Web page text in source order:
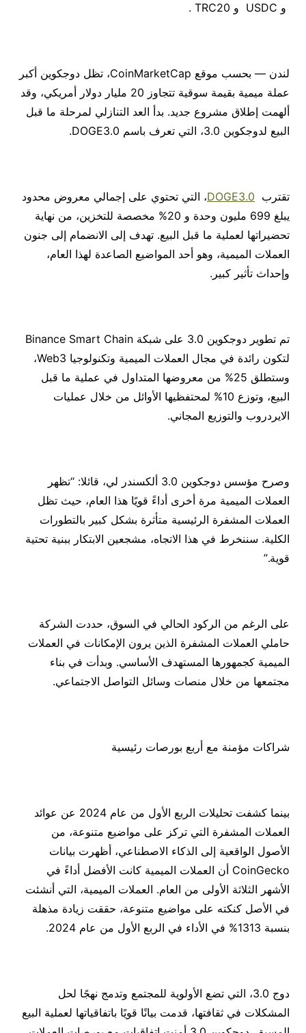
و USDC و TRC20 .
لندن — بحسب موقع CoinMarketCap، تظل دوجكوين أكبر
عملة ميمية بقيمة سوقية تتجاوز 20 مليار دولار أمريكي، وقد
ألهمت إطلاق مشروع جديد. بدأ العد التنازلي لمرحلة ما قبل
البيع لدوجكوين 3.0، التي تعرف باسم DOGE3.0.
تقترب DOGE3.0، التي تحتوي على إجمالي معروض محدود
يبلغ 699 مليون وحدة و 20% مخصصة للتخزين، من نهاية
تحضيراتها لعملية ما قبل البيع. تهدف إلى الانضمام إلى جنون
العملات الميمية، وهو أحد المواضيع الصاعدة لهذا العام،
وإحداث تأثير كبير.
تم تطوير دوجكوين 3.0 على شبكة Binance Smart Chain
لتكون رائدة في مجال العملات الميمية وتكنولوجيا Web3،
وستطلق 25% من معروضها المتداول في عملية ما قبل
البيع، وتوزع 10% لمحتفظيها الأوائل من خلال عمليات
الايردروب والتوزيع المجاني.
وصرح مؤسس دوجكوين 3.0 ألكسندر لي، قائلا: “تظهر
العملات الميمية مرة أخرى أداءً قويًا هذا العام، حيث تظل
العملات المشفرة الرئيسية متأثرة بشكل كبير بالتطورات
الكلية. سننخرط في هذا الاتجاه، مشجعين الابتكار ببنية تحتية
قوية.”
على الرغم من الركود الحالي في السوق، حددت الشركة
حاملي العملات المشفرة الذين يرون الإمكانات في العملات
الميمية كجمهورها المستهدف الأساسي. وبدأت في بناء
مجتمعها من خلال منصات وسائل التواصل الاجتماعي.
شراكات مؤمنة مع أربع بورصات رئيسية
بينما كشفت تحليلات الربع الأول من عام 2024 عن عوائد
العملات المشفرة التي تركز على مواضيع متنوعة، من
الأصول الواقعية إلى الذكاء الاصطناعي، أظهرت بيانات
CoinGecko أن العملات الميمية كانت الأفضل أداءً في
الأشهر الثلاثة الأولى من العام. العملات الميمية، التي أنشئت
في الأصل كنكته على مواضيع متنوعة، حققت زيادة مذهلة
بنسبة 1313% في الأداء في الربع الأول من عام 2024.
دوج 3.0، التي تضع الأولوية للمجتمع وتدمج نهجًا لحل
المشكلات في ثقافتها، قدمت بيانًا قويًا باتفاقياتها لعملية البيع